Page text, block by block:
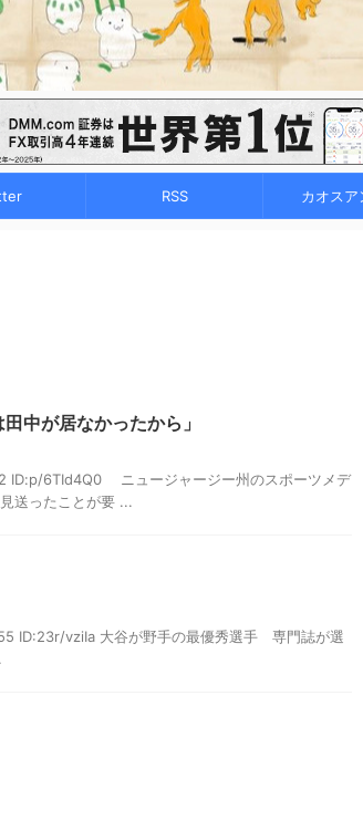
RSS カオスア
中が居なかったから」
ID:p/6TId4Q0 ニュージャージー州のスポーツメデ
送ったことが要 ...
ID:23r/vziIa 大谷が野手の最優秀選手 専門誌が選